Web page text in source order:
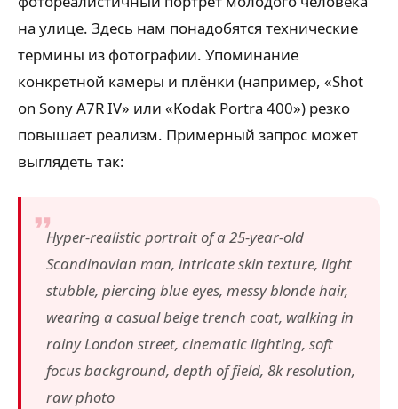
на улице. Здесь нам понадобятся технические
термины из фотографии. Упоминание
конкретной камеры и плёнки (например, «Shot
on Sony A7R IV» или «Kodak Portra 400») резко
повышает реализм. Примерный запрос может
выглядеть так:
Hyper-realistic portrait of a 25-year-old
Scandinavian man, intricate skin texture, light
stubble, piercing blue eyes, messy blonde hair,
wearing a casual beige trench coat, walking in
rainy London street, cinematic lighting, soft
focus background, depth of field, 8k resolution,
raw photo